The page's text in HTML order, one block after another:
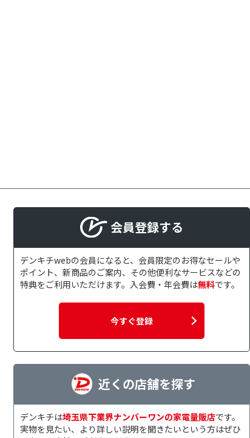
会員登録する
デンキチwebの会員になると、会員限定のお得なセールや
ポイント、新商品のご案内、その他便利なサービスなどの
特典をご利用いただけます。入会費・年会費は無料です。
今すぐ登録
近くの店舗を探す
デンキチは埼玉県下業界ナンバーワンの家電量販店です。
実物を見たい、より詳しい説明を聞きたいという方はぜひ